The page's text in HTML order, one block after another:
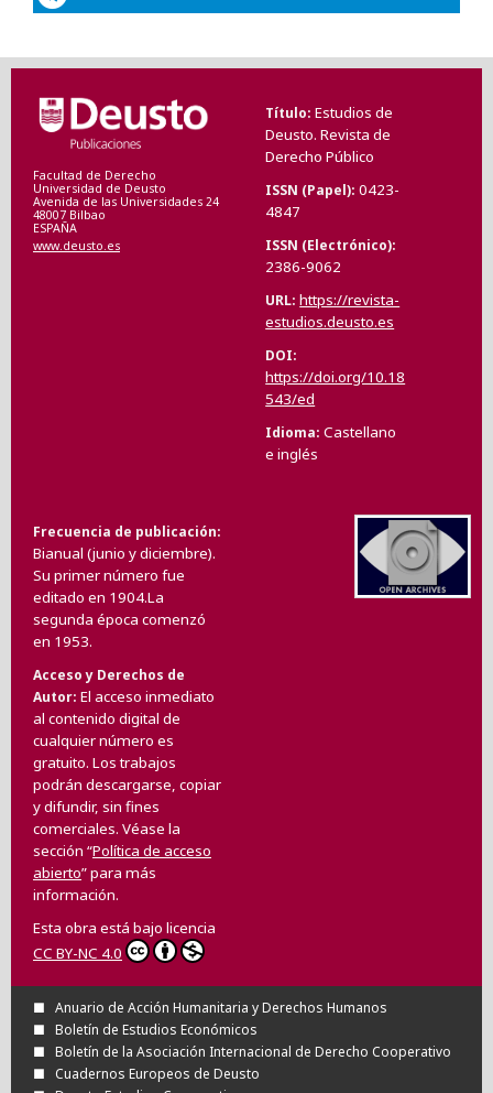
Facultad de Derecho
Universidad de Deusto
Avenida de las Universidades 24
48007 Bilbao
ESPAÑA
www.deusto.es
Título Estudios de
Deusto. Revista de
Derecho Público
ISSN (Papel) 0423-
4847
ISSN (Electrónico)
2386-9062
URL https://revista-
estudios.deusto.es
DOI
https://doi.org/10.18
543/ed
Idioma Castellano
e inglés
Frecuencia de publicación
Bianual (junio y diciembre).
Su primer número fue
editado en 1904.La
segunda época comenzó
en 1953.
Acceso y Derechos de
Autor El acceso inmediato
al contenido digital de
cualquier número es
gratuito. Los trabajos
podrán descargarse, copiar
y difundir, sin fines
comerciales. Véase la
sección “Política de acceso
abierto” para más
información.
Esta obra está bajo licencia
CC BY-NC 4.0
Anuario de Acción Humanitaria y Derechos Humanos
Boletín de Estudios Económicos
Boletín de la Asociación Internacional de Derecho Cooperativo
Cuadernos Europeos de Deusto